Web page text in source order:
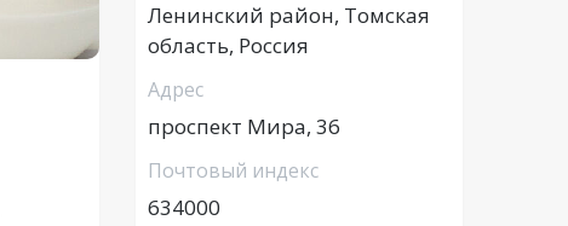
Ленинский район, Томская
область, Россия
Адрес
проспект Мира, 36
Почтовый индекс
634000